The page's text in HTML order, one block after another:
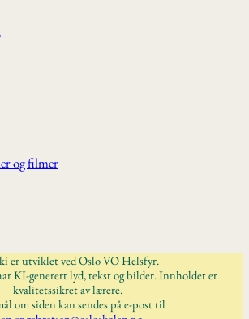
og filmer
er utviklet ved Oslo VO Helsfyr.
KI-generert lyd, tekst og bilder. Innholdet er
kvalitetssikret av lærere.
om siden kan sendes på e-post til